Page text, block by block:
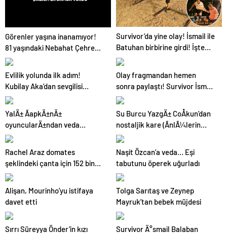
Görenler yaşına inanamıyor!
81 yaşındaki Nebahat Çehre
fiziğiyle gençlere taş çıkarttı
Survivor’da yine olay! İsmail ile
Batuhan birbirine girdi! İşte
verilen ceza
Evlilik yolunda ilk adım!
Kubilay Aka’dan sevgilisi
Hafsanur Sancaktutan’a
romantik teklif
Olay fragmandan hemen
sonra paylaştı! Survivor İsmail
Balaban’ın eşinden aşk dolu
YalÄ± ÃapkÄ±nÄ±
oyuncularÄ±ndan veda
paylaÅÄ±mlarÄ±
Su Burcu YazgÄ± CoÅkun’dan
nostaljik kare (ÃnlÃ¼lerin
Ã§ocukluk ve genÃ§lik halleri)
Rachel Araz domates
şeklindeki çanta için 152 bin
lira ödedi
Naşit Özcan’a veda… Eşi
tabutunu öperek uğurladı
Alişan, Mourinho’yu istifaya
davet etti
Tolga Sarıtaş ve Zeynep
Mayruk’tan bebek müjdesi
Sırrı Süreyya Önder’in kızı
Survivor Ä°smail Balaban